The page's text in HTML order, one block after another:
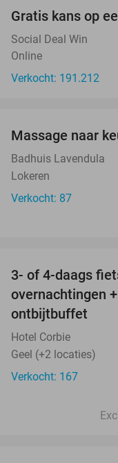
Gratis kans op
Social Deal Win
Online
Verkocht: 191.212
Massage naar
Badhuis Lavendula
Lokeren
Verkocht: 87
3- of 4-daags
overnachtingen
ontbijtbuffet
Hotel Corbie
Geel (+2 locaties)
Verkocht: 167